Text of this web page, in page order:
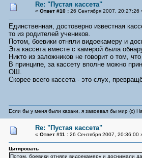
Re: "Пустая кассета"
« Ответ #10 :26 Сентября 2007, 20:27:26
Единственная, достоверно известная
то из родителей учеников.
Потом, боевики отняли видоекамеру и
Эта кассета вместе с камерой была
Никто из заложников не говорит о том,
В принципе, за кассету вполне можно
ОШ.
Скорее всего кассета - это слух,
Если бы у меня были казаки, я завоевал бы мир (с)
Re: "Пустая кассета"
« Ответ #11 :26 Сентября 2007, 20:36:00
Цитировать
Потом, боевики отняли видоекамеру и доснимали